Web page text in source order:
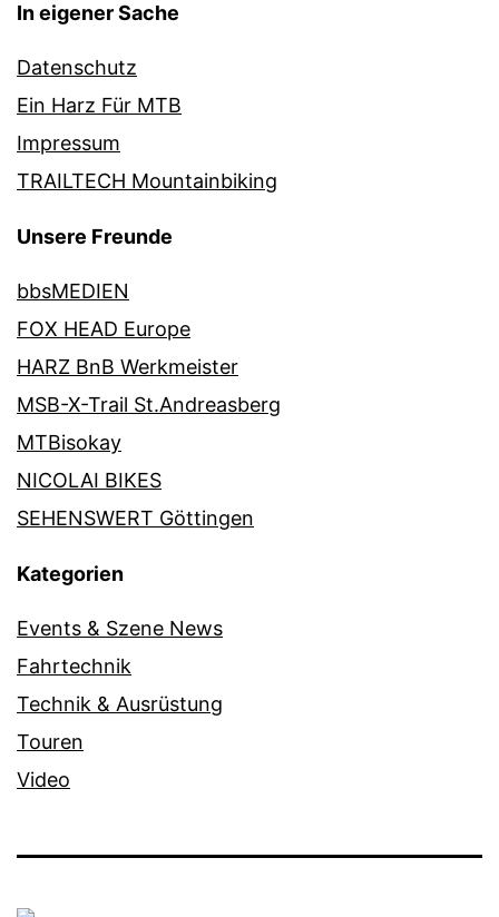
In eigener Sache
Datenschutz
Ein Harz Für MTB
Impressum
TRAILTECH Mountainbiking
Unsere Freunde
bbsMEDIEN
FOX HEAD Europe
HARZ BnB Werkmeister
MSB-X-Trail St.Andreasberg
MTBisokay
NICOLAI BIKES
SEHENSWERT Göttingen
Kategorien
Events & Szene News
Fahrtechnik
Technik & Ausrüstung
Touren
Video